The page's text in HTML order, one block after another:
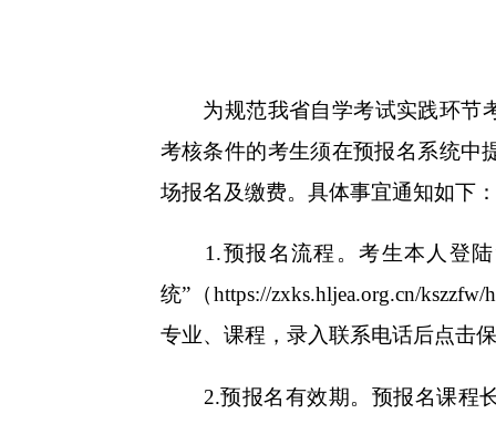
为规范我省自学考试实践环节
考核条件的考生须在预报名系统中
场报名及缴费。具体事宜通知如下：
1.预报名流程。考生本人登
统”（https://zxks.hljea.org.cn/kszzfw/
专业、课程，录入联系电话后点击
2.预报名有效期。预报名课程